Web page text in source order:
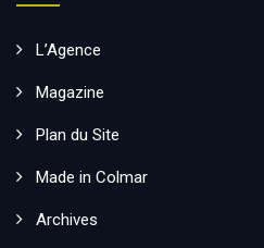
L’Agence
Magazine
Plan du Site
Made in Colmar
Archives